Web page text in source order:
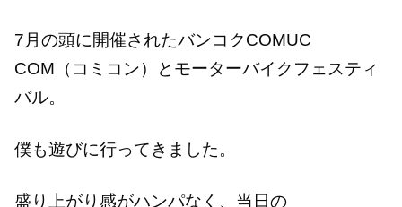
7月の頭に開催されたバンコクCOMUC
COM（コミコン）とモーターバイクフェスティ
バル。
僕も遊びに行ってきました。
盛り上がり感がハンパなく、当日の